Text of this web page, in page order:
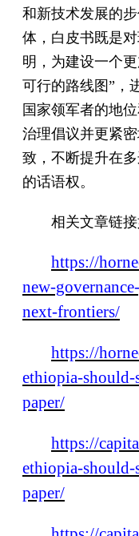
和新技术发展的
体，白皮书既是
明，为建设一个
可行的路线图”，
国家领军者的地
治理倡议并更紧
致，不断提升在
的话语权。
相关文章链接
https://
new-
next-frontiers/
https://
ethiopia-
paper/
https://
ethiopia-
paper/